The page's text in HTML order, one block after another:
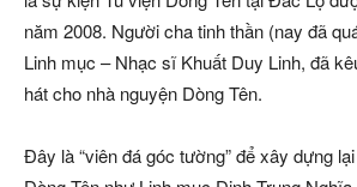
năm 2008. Người cha tinh thần (nay đã
Linh mục – Nhạc sĩ Khuất Duy Linh, đã
hát cho nhà nguyện Dòng Tên.
Đây là “viên đá góc tường” để xây dựng